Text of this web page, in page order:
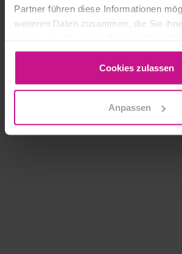
Partner führen diese Informationen
weiteren Daten zusammen, die Sie
gesammelt haben.
Cookies zulassen
Anpassen